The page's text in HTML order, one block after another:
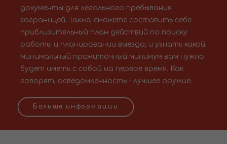
документы для легального пребывания
заграницей. Также, сможете составить себе
приблизительный план действий по поиску
работы и планировании выезда; и узнать какой
минимальный прожиточный минимум вам нужно
будет иметь с собой на первое время. Как
говорят, осведомленность - лучшее оружие.
Больше информации